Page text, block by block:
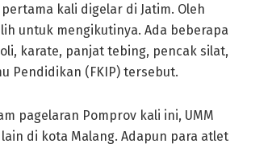
kali digelar di Jatim. Oleh
untuk mengikutinya. Ada beberapa
karate, panjat tebing, pencak silat,
Pendidikan (FKIP) tersebut.
pagelaran Pomprov kali ini, UMM
di kota Malang. Adapun para atlet